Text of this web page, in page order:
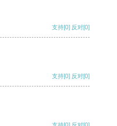
支持[0] 反对[0]
支持[0] 反对[0]